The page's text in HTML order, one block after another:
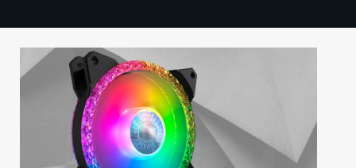
TECHBBS
TIETOA
VAIHDA TEEMA